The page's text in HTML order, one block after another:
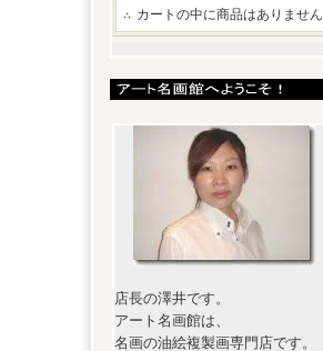
カートの中に商品はありません
店長の澤井です。
アート名画館は、
名画の油絵複製画専門店です。